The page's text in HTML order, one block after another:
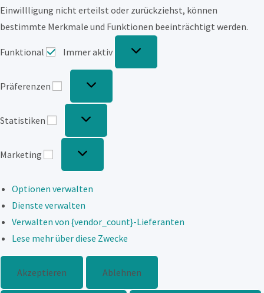
Einwillligung nicht erteilst oder zurückziehst, können
bestimmte Merkmale und Funktionen beeinträchtigt werden.
Funktional Immer aktiv
Präferenzen
Präferenzen
Statistiken
Statistiken
Marketing
Marketing
Optionen verwalten
Dienste verwalten
Verwalten von {vendor_count}-Lieferanten
Lese mehr über diese Zwecke
Akzeptieren Ablehnen